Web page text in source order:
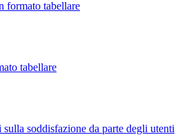
formato tabellare
tabellare
soddisfazione da parte degli utenti